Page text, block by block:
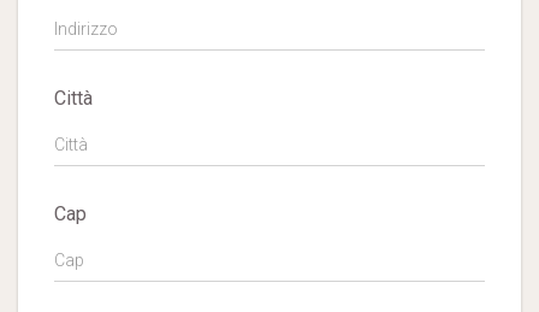
Città
Cap